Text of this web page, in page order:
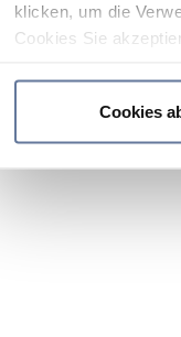
klicken, um die
Cookies Sie
Cookies